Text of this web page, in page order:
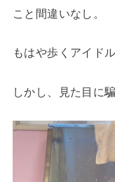
こと間違いなし。
もはや歩くアイド
しかし、見た目に